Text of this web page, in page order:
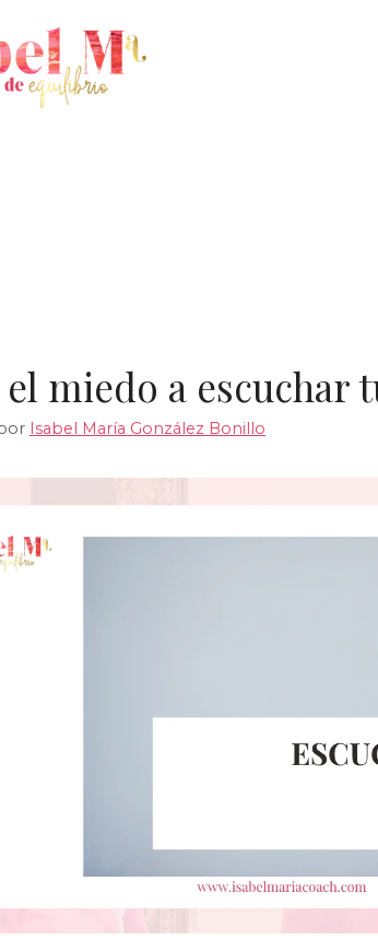
el miedo a escuchar
Isabel María González Bonillo